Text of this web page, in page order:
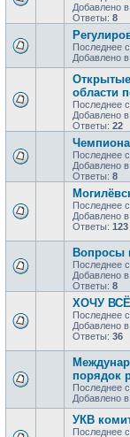
Добавлено
Ответы: 8
Последнее
Добавлено
области
Последнее
Добавлено
Ответы: 22
Последнее
Добавлено
Ответы: 8
Последнее
Добавлено
Ответы: 123
Вопросы
Последнее
Добавлено
Ответы: 8
ХОЧУ
Последнее
Добавлено
Ответы: 36
порядок
Последнее
Добавлено
УКВ
Последнее